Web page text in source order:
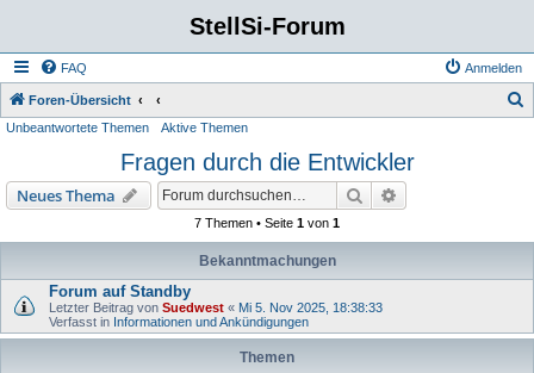
StellSi-Forum
FAQ Anmelden
Foren-Übersicht
Unbeantwortete Themen Aktive Themen
Fragen durch die Entwickler
Neues Thema Suche
7 Themen • Seite 1 von 1
Bekanntmachungen
Forum auf Standby
Letzter Beitrag von Suedwest « Mi 5. Nov 2025, 18:38:33
Verfasst in Informationen und Ankündigungen
Themen